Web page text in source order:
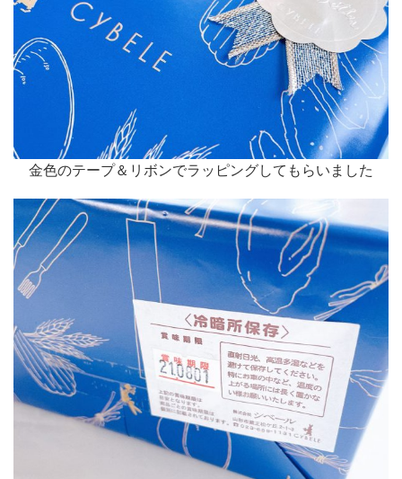
金色のテープ＆リボンでラッピングしてもらいました